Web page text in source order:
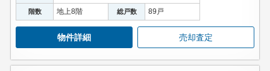
階数 地上8階 総戸数 89戸
物件詳細 売却査定